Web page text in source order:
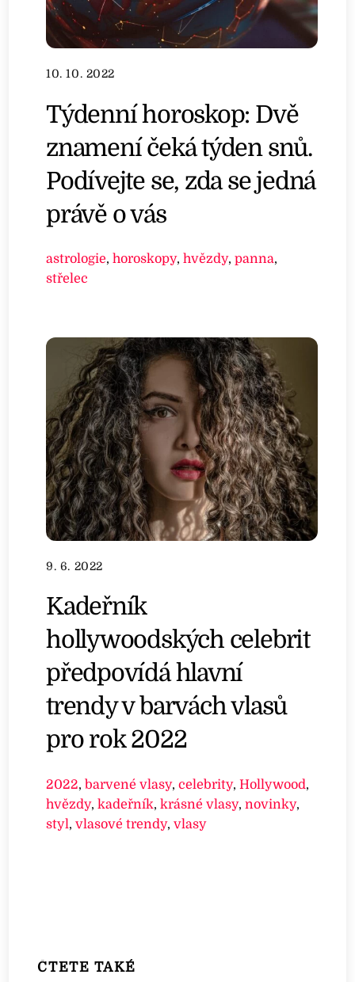
10. 10. 2022
Týdenní horoskop: Dvě
znamení čeká týden snů.
Podívejte se, zda se jedná
právě o vás
astrologie,horoskopy,hvězdy,panna,
střelec
9. 6. 2022
Kadeřník
hollywoodských celebrit
předpovídá hlavní
trendy v barvách vlasů
pro rok 2022
2022,barvené vlasy,celebrity,Hollywood,
hvězdy,kadeřník,krásné vlasy,novinky,
styl,vlasové trendy,vlasy
ČTETE TAKÉ